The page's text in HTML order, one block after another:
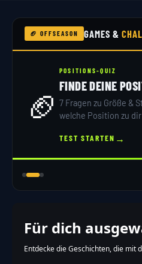
🏈 OFFSEASON GAMES &
🏈
POSITIONS-QUIZ
FINDE DEINE
7 Fragen zu Größe &
welche Position zu
TEST STARTEN →
Für dich
Entdecke die Geschichten, die mit